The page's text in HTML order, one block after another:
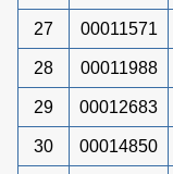
27 00011571
28 00011988
29 00012683
30 00014850